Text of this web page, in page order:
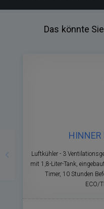
Das könnte
HINNER
Luftkühler - 3
mit 1,8-Liter-Tank,
Timer, 10 Stunden
ECO/